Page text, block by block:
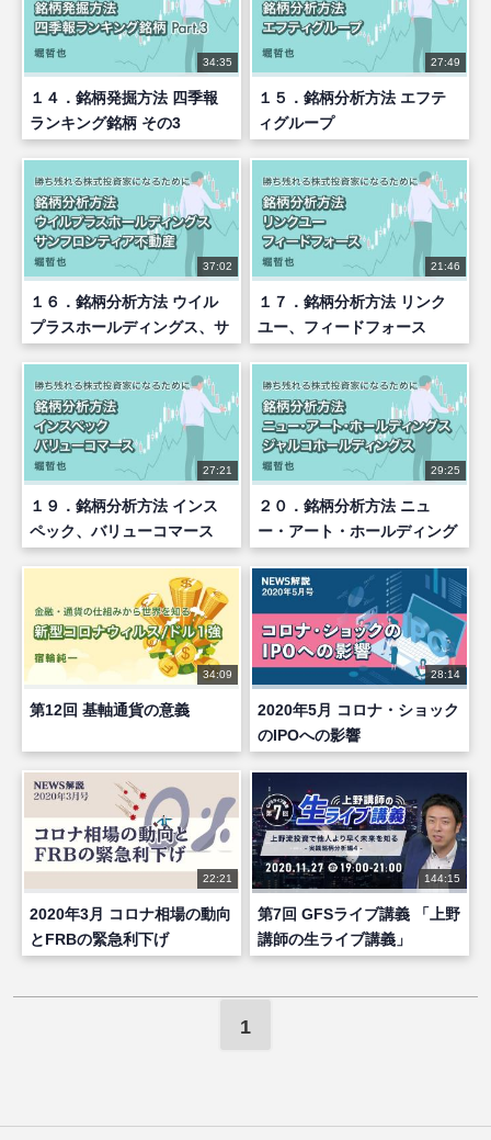
34:35
１４．銘柄発掘方法 四季報
ランキング銘柄 その3
27:49
１５．銘柄分析方法 エフテ
ィグループ
37:02
１６．銘柄分析方法 ウイル
プラスホールディングス、サ
ンフロンティア不動産
21:46
１７．銘柄分析方法 リンク
ユー、フィードフォース
27:21
１９．銘柄分析方法 インス
ペック、バリューコマース
29:25
２０．銘柄分析方法 ニュ
ー・アート・ホールディング
ス、ジャルコ・ホールディン
グス
34:09
第12回 基軸通貨の意義
28:14
2020年5月 コロナ・ショック
のIPOへの影響
22:21
2020年3月 コロナ相場の動向
とFRBの緊急利下げ
144:15
第7回 GFSライブ講義 「上野
講師の生ライブ講義」
1